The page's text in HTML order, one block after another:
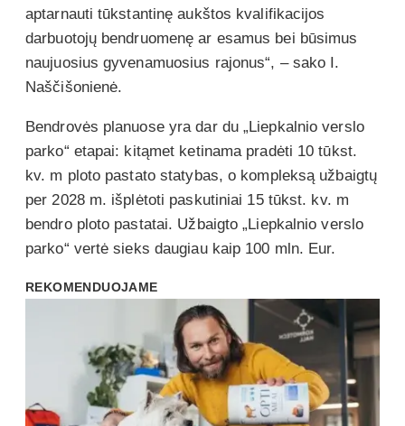
aptarnauti tūkstantinę aukštos kvalifikacijos
darbuotojų bendruomenę ar esamus bei būsimus
naujuosius gyvenamuosius rajonus“, – sako I.
Naščišonienė.
Bendrovės planuose yra dar du „Liepkalnio verslo
parko“ etapai: kitąmet ketinama pradėti 10 tūkst.
kv. m ploto pastato statybas, o kompleksą užbaigtų
per 2028 m. išplėtoti paskutiniai 15 tūkst. kv. m
bendro ploto pastatai. Užbaigto „Liepkalnio verslo
parko“ vertė sieks daugiau kaip 100 mln. Eur.
REKOMENDUOJAME